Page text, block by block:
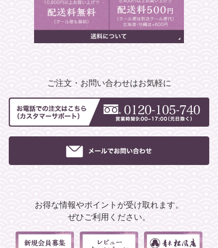
ご注文・お問い合わせはお気軽に
お得な情報やポイントが受け取れます。
ぜひご利用ください。